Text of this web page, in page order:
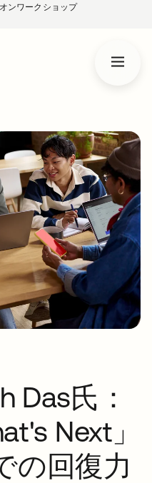
ンワークショップ
Das氏：
Next」
の回復力